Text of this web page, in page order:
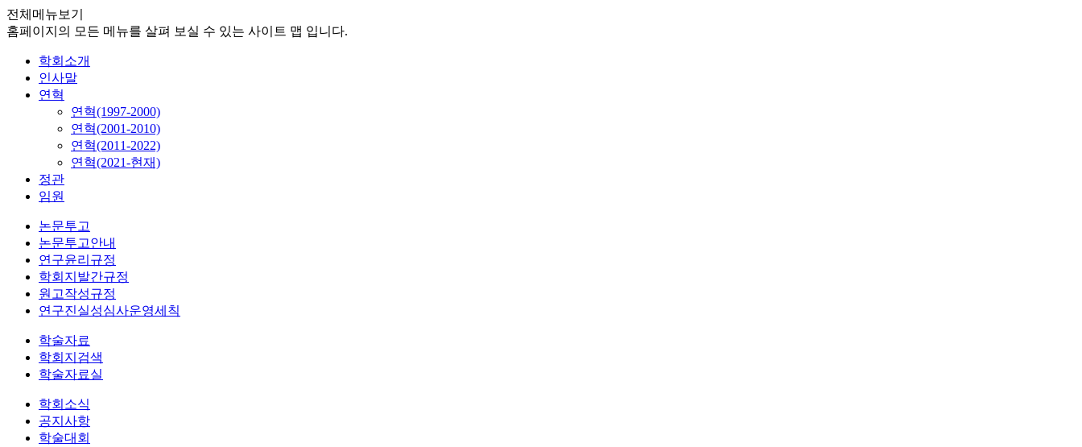
전체메뉴보기
홈페이지의 모든 메뉴를 살펴 보실 수 있는 사이트 맵 입니다.
학회소개
인사말
연혁
연혁(1997-2000)
연혁(2001-2010)
연혁(2011-2022)
연혁(2021-현재)
정관
임원
논문투고
논문투고안내
연구윤리규정
학회지발간규정
원고작성규정
연구진실성심사운영세칙
학술자료
학회지검색
학술자료실
학회소식
공지사항
학술대회